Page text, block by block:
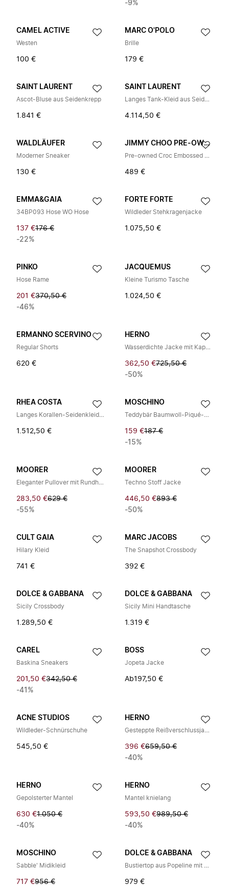
-9%
CAMEL ACTIVE
Westen
100 €
MARC O'POLO
Brille
179 €
SAINT LAURENT
Ascot-Bluse aus Seidenkrepp
1.841 €
SAINT LAURENT
Langes Tank-Kleid aus Seidensatin
4.114,50 €
WALDLÄUFER
Moderner Sneaker
130 €
JIMMY CHOO PRE-OWNED
Pre-owned Croc Embossed Leather Card Case
489 €
EMMA&GAIA
34BP093 Hose WO Hose
137 €176 €
-22%
FORTE FORTE
Wildleder Stehkragenjacke
1.075,50 €
PINKO
Hose Rame
201 €370,50 €
-46%
JACQUEMUS
Kleine Turismo Tasche
1.024,50 €
ERMANNO SCERVINO
Regular Shorts
620 €
HERNO
Wasserdichte Jacke mit Kapuze
362,50 €725,50 €
-50%
RHEA COSTA
Langes Korallen-Seidenkleid mit Applikation
1.512,50 €
MOSCHINO
Teddybär Baumwoll-Piqué-Sweatshirt
159 €187 €
-15%
MOORER
Eleganter Pullover mit Rundhalsausschnitt
283,50 €629 €
-55%
MOORER
Techno Stoff Jacke
446,50 €893 €
-50%
CULT GAIA
Hilary Kleid
741 €
MARC JACOBS
The Snapshot Crossbody
392 €
DOLCE & GABBANA
Sicily Crossbody
1.289,50 €
DOLCE & GABBANA
Sicily Mini Handtasche
1.319 €
CAREL
Baskina Sneakers
201,50 €342,50 €
-41%
BOSS
Jopeta Jacke
Ab197,50 €
ACNE STUDIOS
Wildleder-Schnürschuhe
545,50 €
HERNO
Gesteppte Reißverschlussjacke mit Kapuze
396 €659,50 €
-40%
HERNO
Gepolsterter Mantel
630 €1.050 €
-40%
HERNO
Mantel knielang
593,50 €989,50 €
-40%
MOSCHINO
Sabble' Midikleid
717 €956 €
DOLCE & GABBANA
Bustiertop aus Popeline mit Majolika-Print
979 €